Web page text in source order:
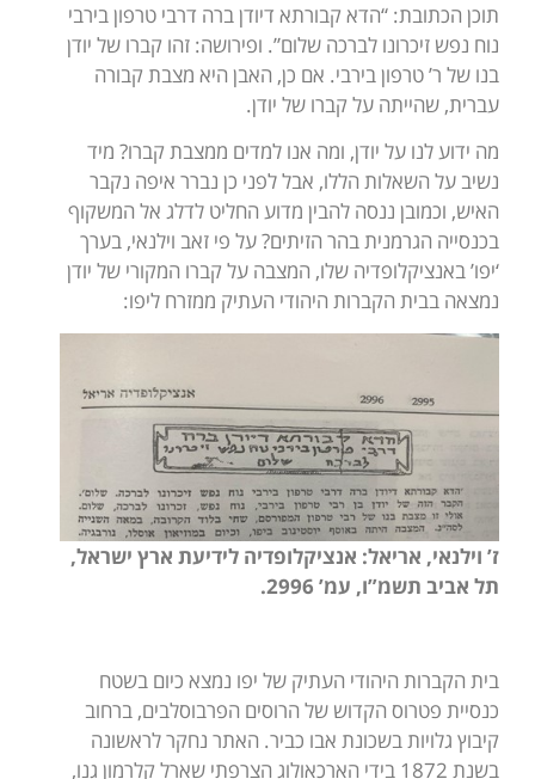
תוכן הכתובת: “הדא קבורתא דיודן ברה דרבי טרפון בירבי
נוח נפש זיכרונו לברכה שלום”. ופירושה: זהו קברו של יודן
בנו של ר’ טרפון בירבי. אם כן, האבן היא מצבת קבורה
עברית, שהייתה על קברו של יודן.
מה ידוע לנו על יודן, ומה אנו למדים ממצבת קברו? מיד
נשיב על השאלות הללו, אבל לפני כן נברר איפה נקבר
האיש, וכמובן ננסה להבין מדוע החליט לדלג אל המשקוף
בכנסייה הגרמנית בהר הזיתים? על פי זאב וילנאי, בערך
‘יפו’ באנציקלופדיה שלו, המצבה על קברו המקורי של יודן
נמצאה בבית הקברות היהודי העתיק ממזרח ליפו:
ז’ וילנאי, אריאל: אנציקלופדיה לידיעת ארץ ישראל,
תל אביב תשמ”ו, עמ’ 2996.
בית הקברות היהודי העתיק של יפו נמצא כיום בשטח
כנסיית פטרוס הקדוש של הרוסים הפרבוסלבים, ברחוב
קיבוץ גלויות בשכונת אבו כביר. האתר נחקר לראשונה
בשנת 1872 בידי הארכאולוג הצרפתי שארל קלרמון גנו,